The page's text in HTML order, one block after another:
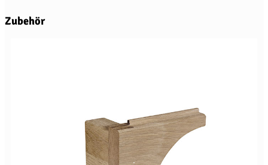
Produktgalerie überspringen
Zubehör